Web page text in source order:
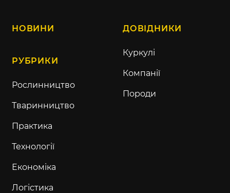
НОВИНИ
РУБРИКИ
Рослинництво
Тваринництво
Практика
Технології
Економіка
Логістика
ДОВІДНИКИ
Куркулі
Компанії
Породи